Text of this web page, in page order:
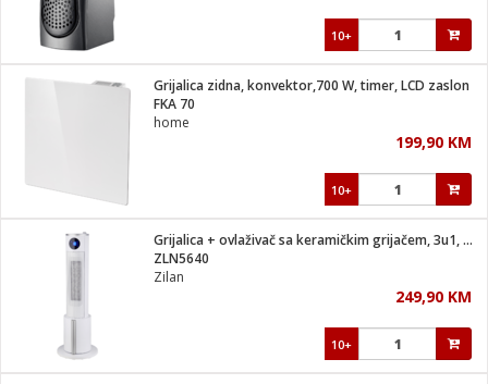
10+
Grijalica zidna, konvektor,700 W, timer, LCD zaslon
FKA 70
home
199,90 KM
10+
Grijalica + ovlaživač sa keramičkim grijačem, 3u1, 2200 W
ZLN5640
Zilan
249,90 KM
10+